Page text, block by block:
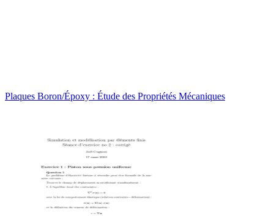
Plaques Boron/Époxy : Étude des Propriétés Mécaniques